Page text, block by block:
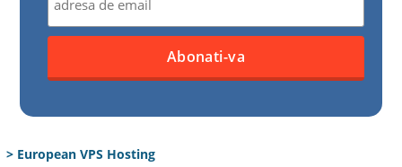
> European VPS Hosting